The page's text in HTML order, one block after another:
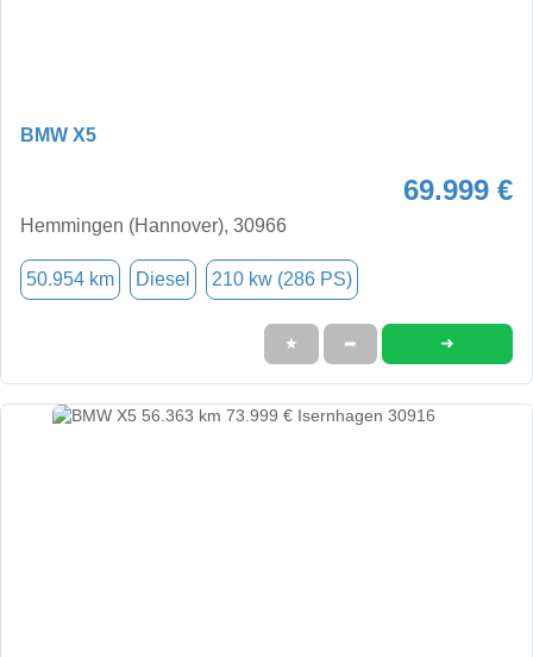
BMW X5
69.999 €
Hemmingen (Hannover), 30966
50.954 km Diesel 210 kw (286 PS)
★ ➦ ➜